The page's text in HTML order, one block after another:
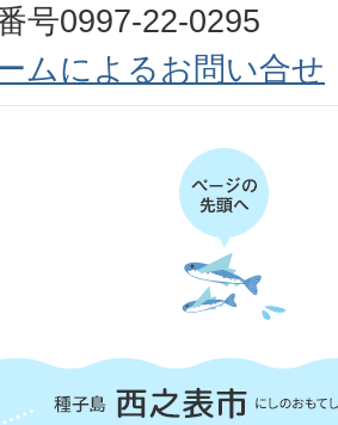
号0997-22-0295
ムによるお問い合せ